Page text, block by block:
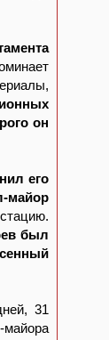
он
его
майор
был
31